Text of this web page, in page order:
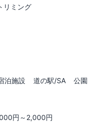
リミング
泊施設 道の駅/SA 公園
円～2,000円